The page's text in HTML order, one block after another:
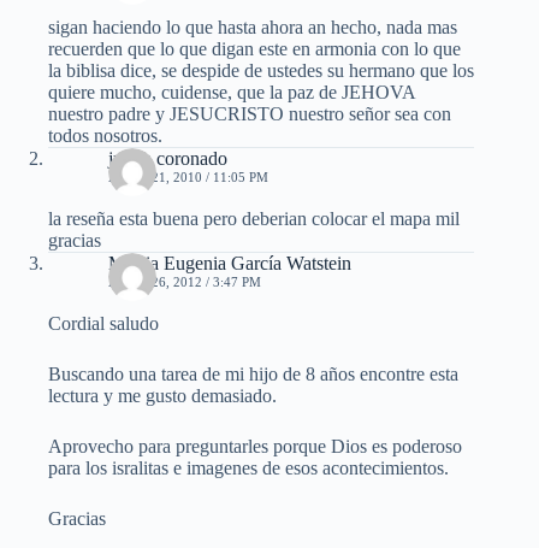
sigan haciendo lo que hasta ahora an hecho, nada mas
recuerden que lo que digan este en armonia con lo que
la biblisa dice, se despide de ustedes su hermano que los
quiere mucho, cuidense, que la paz de JEHOVA
nuestro padre y JESUCRISTO nuestro señor sea con
todos nosotros.
judith coronado
ABRIL 21, 2010 / 11:05 PM
la reseña esta buena pero deberian colocar el mapa mil
gracias
MAria Eugenia García Watstein
ABRIL 26, 2012 / 3:47 PM
Cordial saludo
Buscando una tarea de mi hijo de 8 años encontre esta
lectura y me gusto demasiado.
Aprovecho para preguntarles porque Dios es poderoso
para los isralitas e imagenes de esos acontecimientos.
Gracias